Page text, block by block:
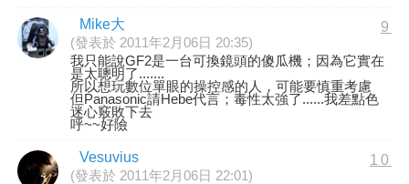
Mike大
(發表於 2011年2月06日 20:35)
9
我只能說GF2是一台可換鏡頭的傻瓜機；因為它實在
是太聰明了.......
所以想玩數位單眼的操控感的人，可能要慎重考慮
但Panasonic請Hebe代言；毒性太強了......我差點色
迷心竅敗下去
呼~~好險
Vesuvius
(發表於 2011年2月06日 22:01)
10